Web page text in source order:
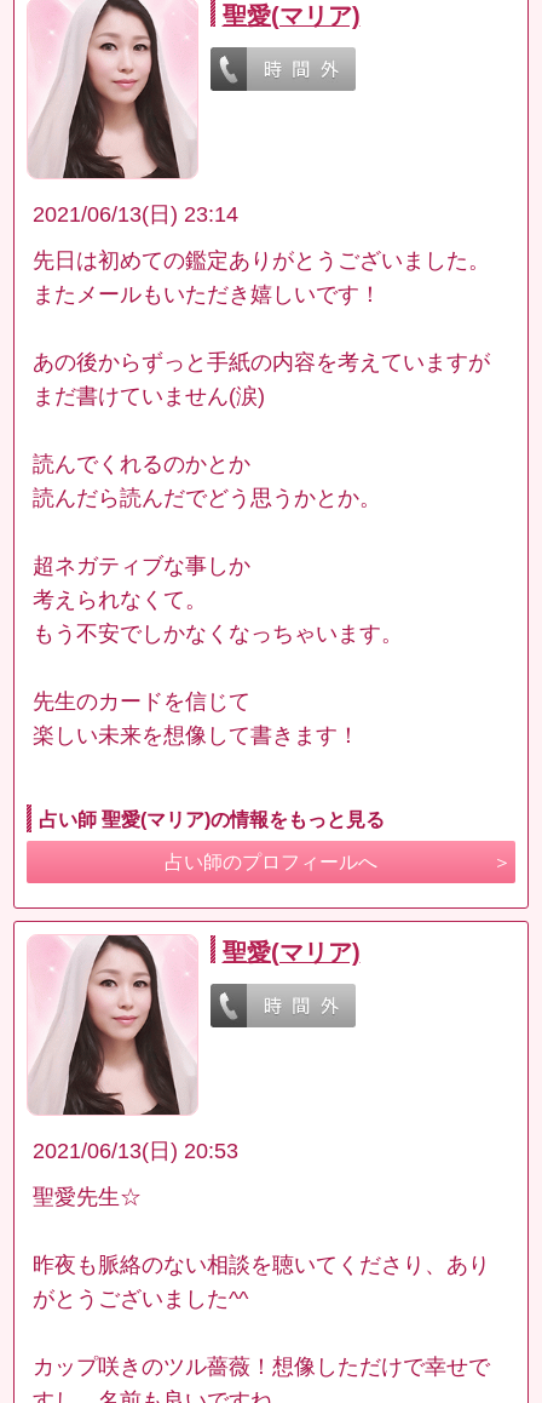
聖愛(マリア)
2021/06/13(日) 23:14
先日は初めての鑑定ありがとうございました。
またメールもいただき嬉しいです！
あの後からずっと手紙の内容を考えていますが
まだ書けていません(涙)
読んでくれるのかとか
読んだら読んだでどう思うかとか。
超ネガティブな事しか
考えられなくて。
もう不安でしかなくなっちゃいます。
先生のカードを信じて
楽しい未来を想像して書きます！
占い師 聖愛(マリア)の情報をもっと見る
占い師のプロフィールへ
聖愛(マリア)
2021/06/13(日) 20:53
聖愛先生☆
昨夜も脈絡のない相談を聴いてくださり、あり
がとうございました^^
カップ咲きのツル薔薇！想像しただけで幸せで